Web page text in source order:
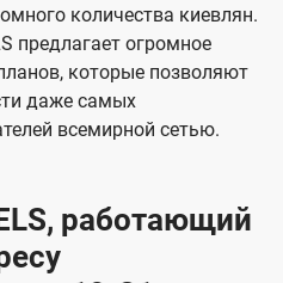
количества киевлян.
предлагает огромное
которые позволяют
даже самых
всемирной сетью.
работающий